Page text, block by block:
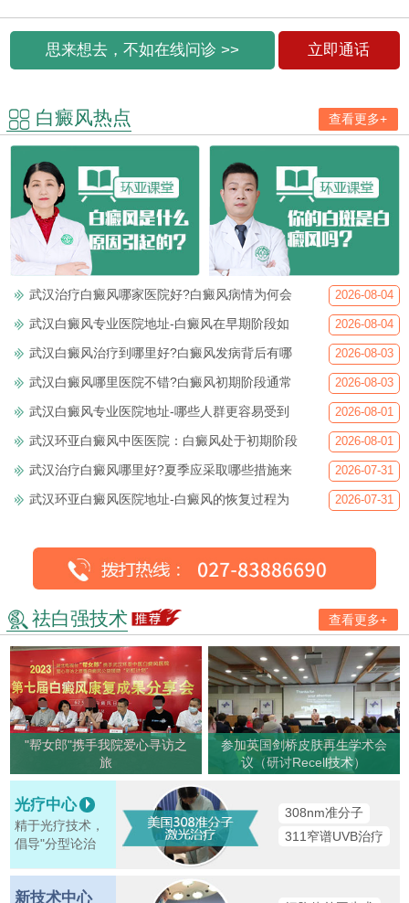
思来想去，不如在线问诊 >> 立即通话
白癜风热点 查看更多+
武汉治疗白癜风哪家医院好?白癜风病情为何会 2026-08-04
武汉白癜风专业医院地址-白癜风在早期阶段如 2026-08-04
武汉白癜风治疗到哪里好?白癜风发病背后有哪 2026-08-03
武汉白癜风哪里医院不错?白癜风初期阶段通常 2026-08-03
武汉白癜风专业医院地址-哪些人群更容易受到 2026-08-01
武汉环亚白癜风中医医院：白癜风处于初期阶段 2026-08-01
武汉治疗白癜风哪里好?夏季应采取哪些措施来 2026-07-31
武汉环亚白癜风医院地址-白癜风的恢复过程为 2026-07-31
祛白强技术 查看更多+
"帮女郎"携手我院爱心寻访之
旅
参加英国剑桥皮肤再生学术会
议（研讨Recell技术）
光疗中心
精于光疗技术，
倡导"分型论治
308nm准分子
311窄谱UVB治疗
新技术中心